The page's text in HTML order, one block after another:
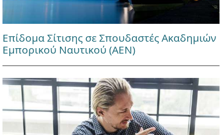
Επίδομα Σίτισης σε Σπουδαστές Ακαδημιών
Εμπορικού Ναυτικού (ΑΕΝ)